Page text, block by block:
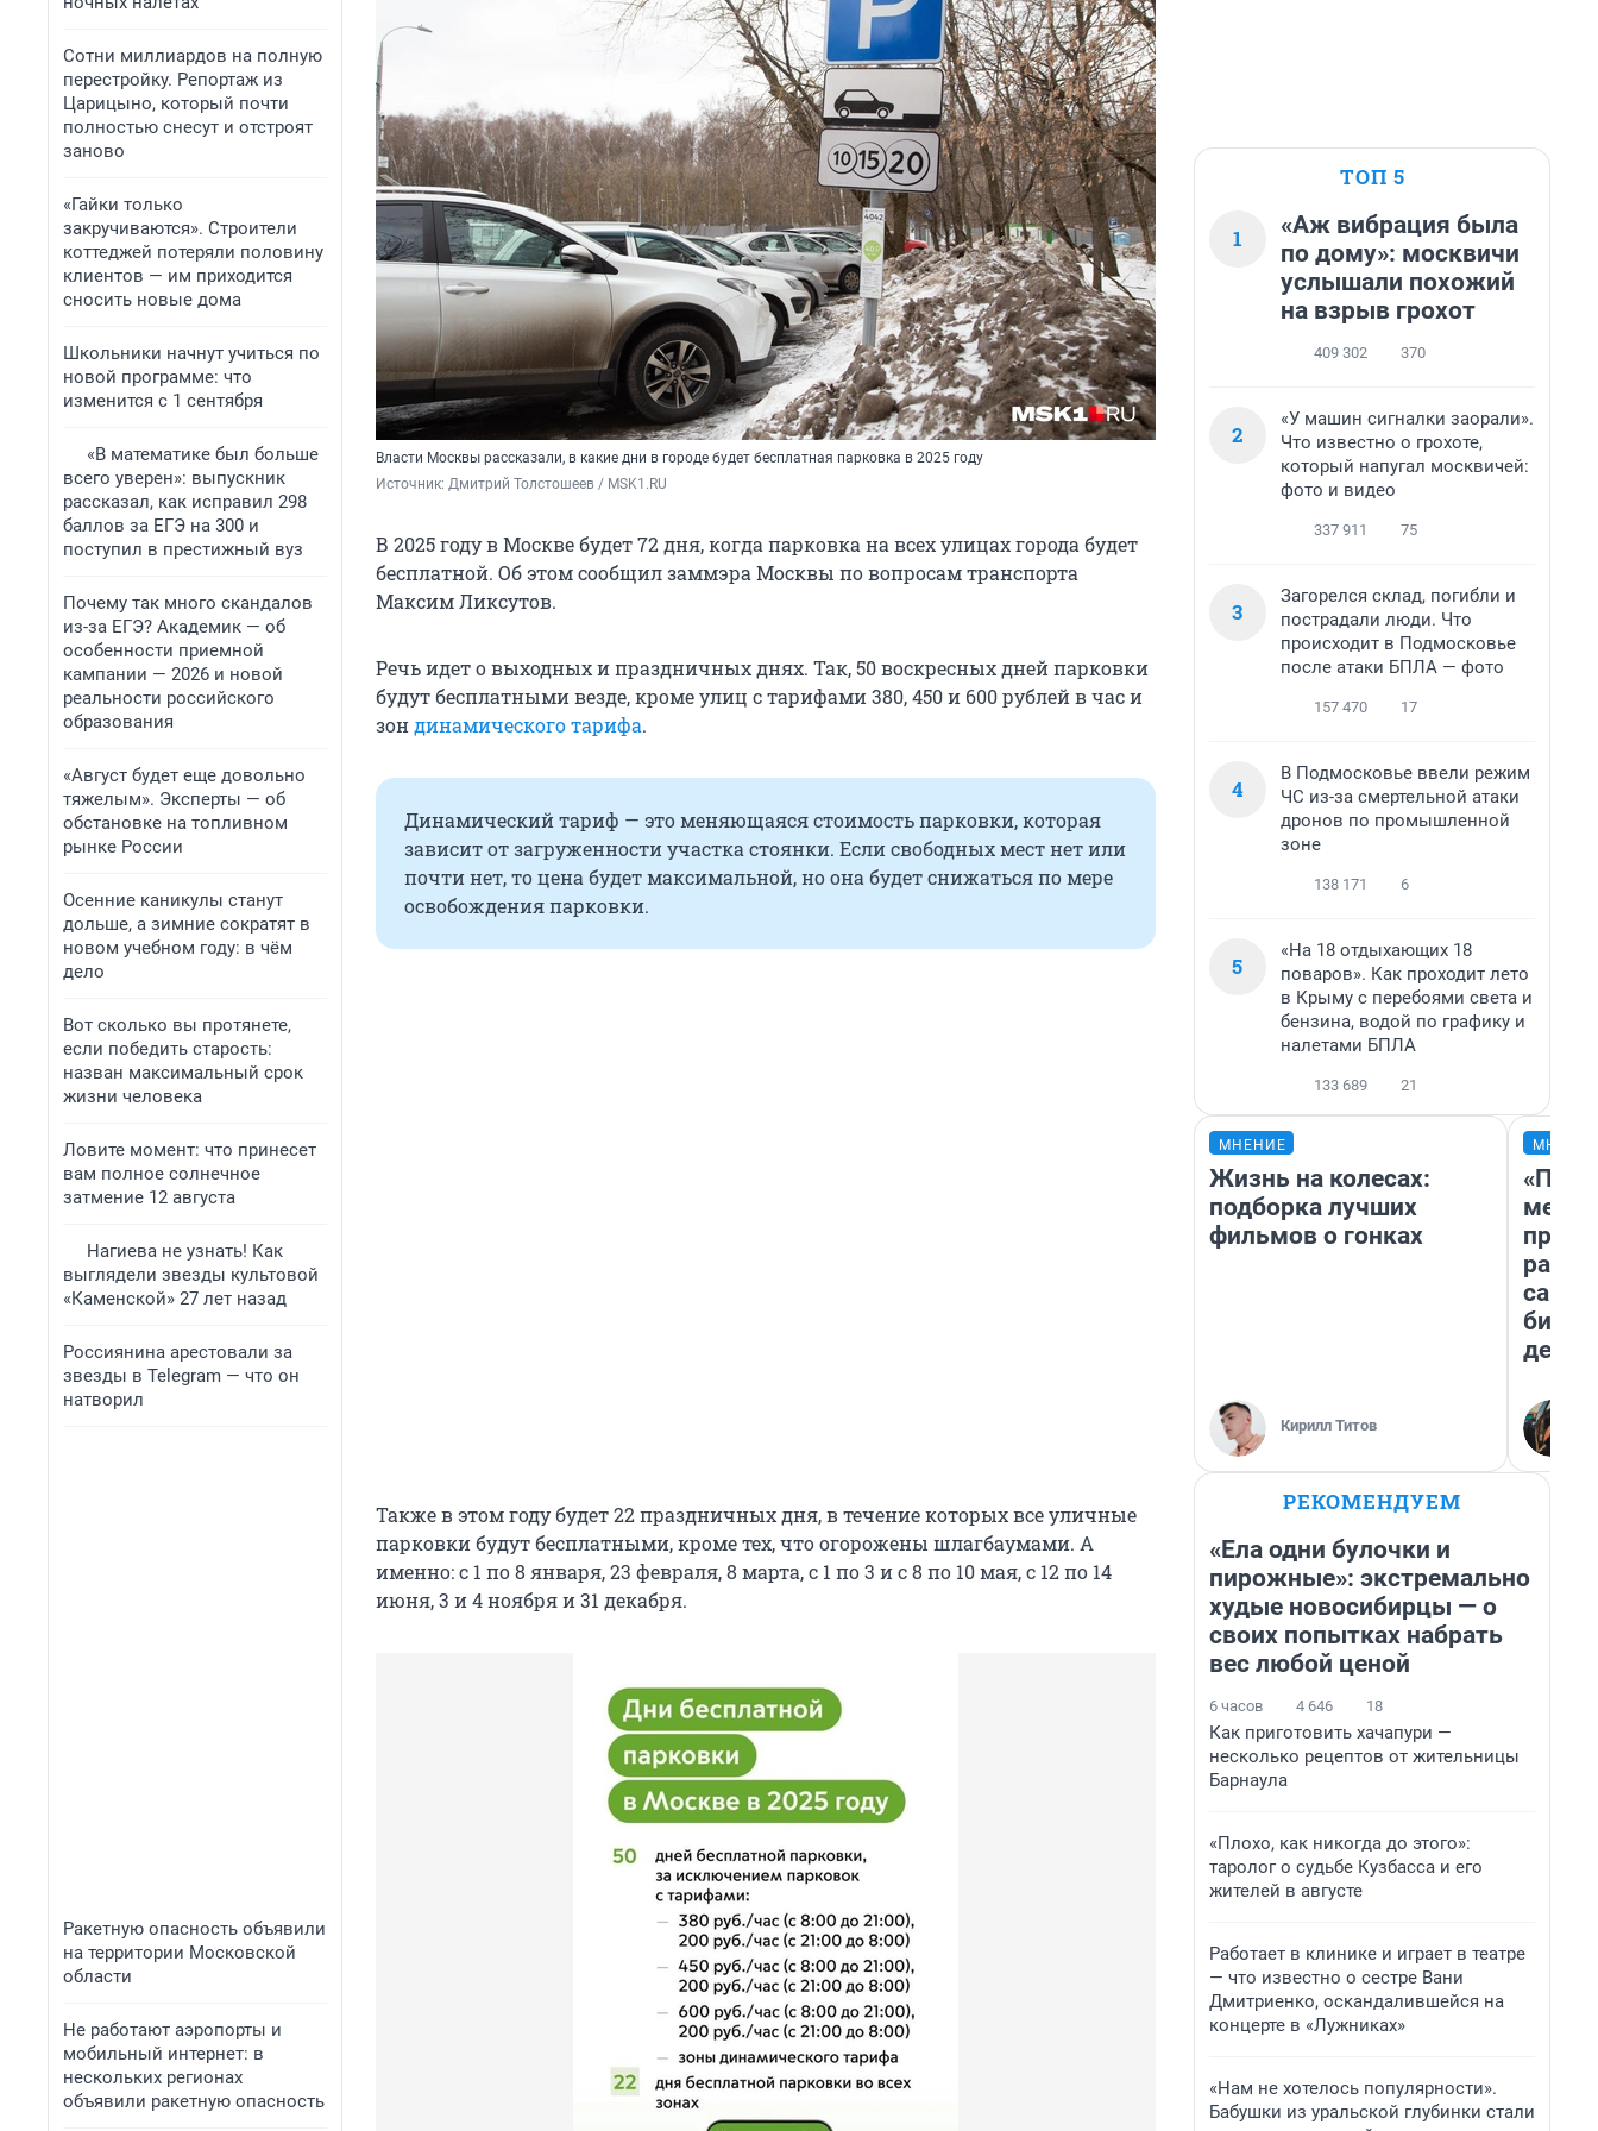
Сотни миллиардов на полную
перестройку. Репортаж из
Царицыно, который почти
полностью снесут и отстроят
заново
«Гайки только
закручиваются». Строители
коттеджей потеряли половину
клиентов — им приходится
сносить новые дома
Школьники начнут учиться по
новой программе: что
изменится с 1 сентября
«В математике был больше
всего уверен»: выпускник
рассказал, как исправил 298
баллов за ЕГЭ на 300 и
поступил в престижный вуз
Почему так много скандалов
из-за ЕГЭ? Академик — об
особенности приемной
кампании — 2026 и новой
реальности российского
образования
«Август будет еще довольно
тяжелым». Эксперты — об
обстановке на топливном
рынке России
Осенние каникулы станут
дольше, а зимние сократят в
новом учебном году: в чём
дело
Вот сколько вы протянете,
если победить старость:
назван максимальный срок
жизни человека
Ловите момент: что принесет
вам полное солнечное
затмение 12 августа
Нагиева не узнать! Как
выглядели звезды культовой
«Каменской» 27 лет назад
Россиянина арестовали за
звезды в Telegram — что он
натворил
Ракетную опасность объявили
на территории Московской
области
Не работают аэропорты и
мобильный интернет: в
нескольких регионах
объявили ракетную опасность
Власти Москвы рассказали, в какие дни в городе будет бесплатная парковка в 2025 году
Источник: Дмитрий Толстошеев / MSK1.RU
В 2025 году в Москве будет 72 дня, когда парковка на всех улицах города будет
бесплатной. Об этом сообщил заммэра Москвы по вопросам транспорта
Максим Ликсутов.
Речь идет о выходных и праздничных днях. Так, 50 воскресных дней парковки
будут бесплатными везде, кроме улиц с тарифами 380, 450 и 600 рублей в час и
зондинамического тарифа.
Динамический тариф — это меняющаяся стоимость парковки, которая
зависит от загруженности участка стоянки. Если свободных мест нет или
почти нет, то цена будет максимальной, но она будет снижаться по мере
освобождения парковки.
Также в этом году будет 22 праздничных дня, в течение которых все уличные
парковки будут бесплатными, кроме тех, что огорожены шлагбаумами. А
именно: с 1 по 8 января, 23 февраля, 8 марта, с 1 по 3 и с 8 по 10 мая, с 12 по 14
июня, 3 и 4 ноября и 31 декабря.
ТОП 5
1
«Аж вибрация была
по дому»: москвичи
услышали похожий
на взрыв грохот
409 302 370
2
«У машин сигналки заорали».
Что известно о грохоте,
который напугал москвичей:
фото и видео
337 911 75
3
Загорелся склад, погибли и
пострадали люди. Что
происходит в Подмосковье
после атаки БПЛА — фото
157 470 17
4
В Подмосковье ввели режим
ЧС из-за смертельной атаки
дронов по промышленной
зоне
138 171 6
5
«На 18 отдыхающих 18
поваров». Как проходит лето
в Крыму с перебоями света и
бензина, водой по графику и
налетами БПЛА
133 689 21
МНЕНИЕ
Жизнь на колесах:
подборка лучших
фильмов о гонках
Кирилл Титов
РЕКОМЕНДУЕМ
«Ела одни булочки и
пирожные»: экстремально
худые новосибирцы — о
своих попытках набрать
вес любой ценой
6 часов 4 646 18
Как приготовить хачапури —
несколько рецептов от жительницы
Барнаула
«Плохо, как никогда до этого»:
таролог о судьбе Кузбасса и его
жителей в августе
Работает в клинике и играет в театре
— что известно о сестре Вани
Дмитриенко, оскандалившейся на
концерте в «Лужниках»
«Нам не хотелось популярности».
Бабушки из уральской глубинки стали